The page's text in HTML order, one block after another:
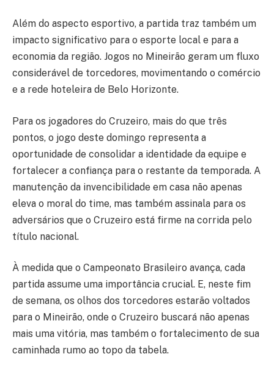
Além do aspecto esportivo, a partida traz também um
impacto significativo para o esporte local e para a
economia da região. Jogos no Mineirão geram um fluxo
considerável de torcedores, movimentando o comércio
e a rede hoteleira de Belo Horizonte.
Para os jogadores do Cruzeiro, mais do que três
pontos, o jogo deste domingo representa a
oportunidade de consolidar a identidade da equipe e
fortalecer a confiança para o restante da temporada. A
manutenção da invencibilidade em casa não apenas
eleva o moral do time, mas também assinala para os
adversários que o Cruzeiro está firme na corrida pelo
título nacional.
À medida que o Campeonato Brasileiro avança, cada
partida assume uma importância crucial. E, neste fim
de semana, os olhos dos torcedores estarão voltados
para o Mineirão, onde o Cruzeiro buscará não apenas
mais uma vitória, mas também o fortalecimento de sua
caminhada rumo ao topo da tabela.